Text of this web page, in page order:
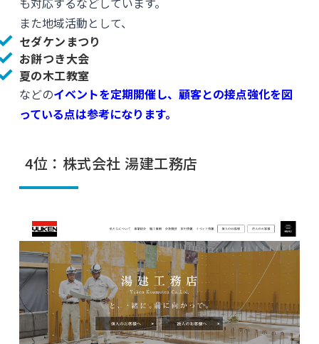
また地域活動として、
セダケンまつり
お餅つき大会
夏の木工教室
などのイベントを定期開催し、顧客との接点強化を図
っている点は参考になります。
4位：株式会社 湯建工務店